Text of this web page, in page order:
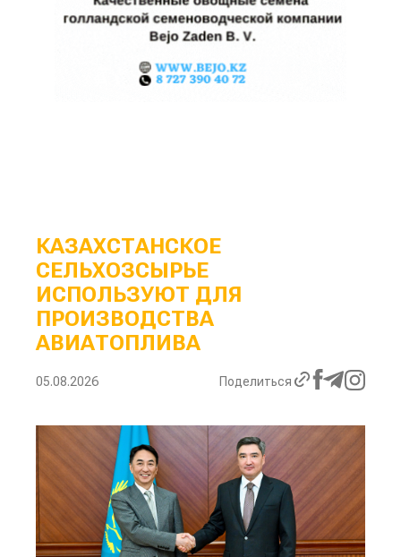
КАЗАХСТАНСКОЕ
СЕЛЬХОЗСЫРЬЕ
ИСПОЛЬЗУЮТ ДЛЯ
ПРОИЗВОДСТВА
АВИАТОПЛИВА
05.08.2026 Поделиться